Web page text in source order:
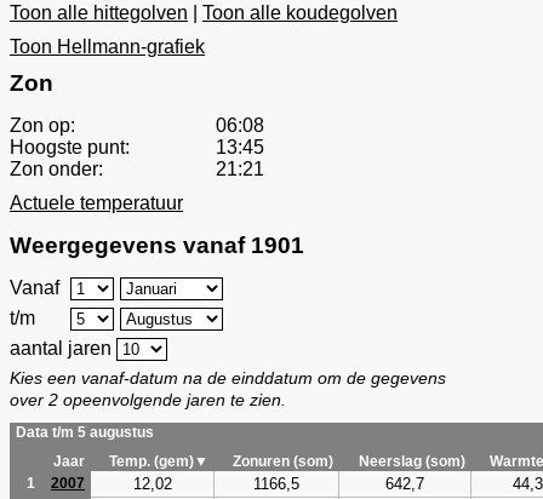
Toon alle hittegolven
Toon alle koudegolven
Toon Hellmann-grafiek
Zon
Zon op:
06:08
Hoogste punt:
13:45
Zon onder:
21:21
Actuele temperatuur
Weergegevens vanaf 1901
Vanaf
t/m
aantal jaren
Kies een vanaf-datum na de einddatum om de gegevens
over 2 opeenvolgende jaren te zien.
Data t/m 5 augustus
Jaar
Temp. (gem)▼ Zonuren (som) Neerslag (som)
1
2007 12,02 1166,5 642,7 44,3